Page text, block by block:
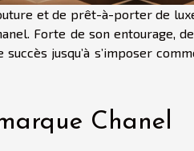
et de prêt-à-porter de
Forte de son entourage,
jusqu’à s’imposer
Chanel